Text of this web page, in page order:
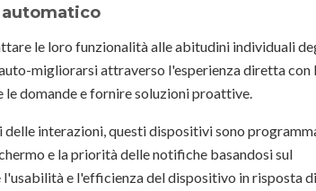
le loro funzionalità alle abitudini individuali
migliorarsi attraverso l'esperienza diretta con
domande e fornire soluzioni proattive.
interazioni, questi dispositivi sono
e la priorità delle notifiche basandosi sul
e l'efficienza del dispositivo in risposta